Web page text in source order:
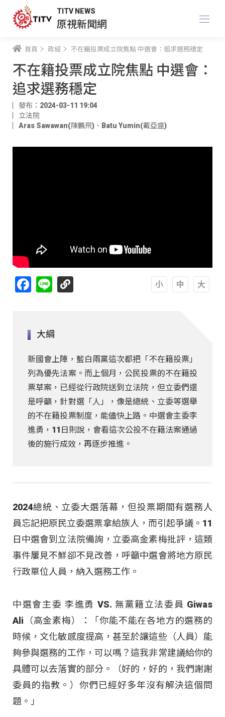
TITV NEWS
原視新聞網
首頁 政經 不在籍投票成立院焦點 中選會：追求選務穩定
不在籍投票成立院焦點 中選會：
追求選務穩定
發布：2024-03-11 19:04
立法院
Aras Sawawan(陳鵬飛) 、 Batu Yumin(戴亞盛)
Facebook
Line
大綱
新國會上陣，藍白兩黨這次都把「不在籍投票」
列為優先法案。而上個月，公民投票的不在籍投
票草案，已經從行政院送到立法院，但立委們還
是呼籲，針對選「人」，像是總統、立委等選舉
的不在籍投票制度，能儘快上路。中選會主委李
進勇，11日 則說，會看這次公投不在籍法案通過
後的施行成效，再逐步推進。
2024總統、立委大選落幕，但投票期間有選務人
員忘記把原民立委選票拿給族人，而引起爭議。11
日中選會到立法院備詢，立委高金素梅批評，這類
事件屢見不鮮卻不見改善，呼籲中選會將地方原民
行政單位人員，納入選務工作。
中選會主委 李進勇 VS. 無黨籍立法委員 Giwas
Ali（高金素梅）：「你能不能在各地方的選務的
時候，文化敏感度提高，甚至於讓這些（人員）能
夠參與選務的工作，可以嗎？這我非常建議給你的
具體可以去落實的部分。（好的，好的，我們謝謝
委員的指教。）你們已經好多年沒有解決這個問
題。」